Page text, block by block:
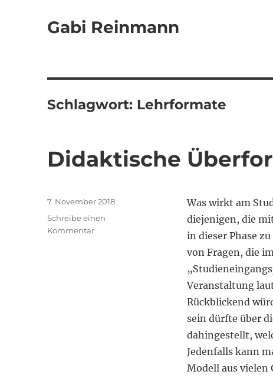
Gabi Reinmann
Schlagwort: Lehrformate
Didaktische
Was wirkt am
diejenigen, die
in dieser Phase
von Fragen, die
Veranstaltung
Rückblickend
sein dürfte über
dahingestellt,
Jedenfalls kann
Modell aus vielen
Veröffentlicht
am
7. November 2018
Schreibe einen
Kommentarzu